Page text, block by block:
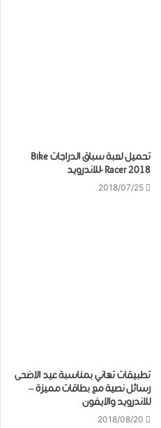
تحميل لعبة سباق الدراجات Bike
Racer 2018 -للاندرويد
2018/07/25
تطبيقات تهاني بمناسبة عيد الاضحى
رسائل نصية مع بطاقات مميزة –
للاندرويد والايفون
2018/08/20